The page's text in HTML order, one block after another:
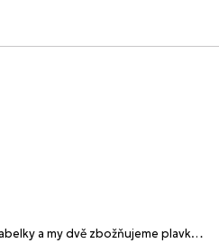
a my dvě zbožňujeme plavky“